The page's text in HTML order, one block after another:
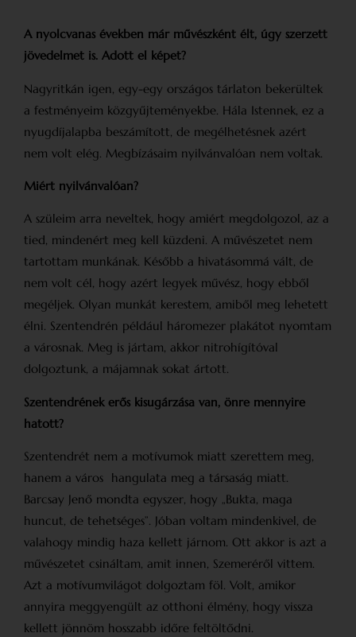
A nyolcvanas években már művészként élt, úgy szerzett
jövedelmet is. Adott el képet?
Nagyritkán igen, egy-egy országos tárlaton bekerültek
a festményeim közgyűjteményekbe. Hála Istennek, ez a
nyugdíjalapba beszámított, de megélhetésnek azért
nem volt elég. Megbízásaim nyilvánvalóan nem voltak.
Miért nyilvánvalóan?
A szüleim arra neveltek, hogy amiért megdolgozol, az a
tied, mindenért meg kell küzdeni. A művészetet nem
tartottam munkának. Később a hivatásommá vált, de
nem volt cél, hogy azért legyek művész, hogy ebből
megéljek. Olyan munkát kerestem, amiből meg lehetett
élni. Szentendrén például háromezer plakátot nyomtam
a városnak. Meg is jártam, akkor nitrohígítóval
dolgoztunk, a májamnak sokat ártott.
Szentendrének erős kisugárzása van, önre mennyire
hatott?
Szentendrét nem a motívumok miatt szerettem meg,
hanem a város hangulata meg a társaság miatt.
Barcsay Jenő mondta egyszer, hogy „Bukta, maga
huncut, de tehetséges”. Jóban voltam mindenkivel, de
valahogy mindig haza kellett járnom. Ott akkor is azt a
művészetet csináltam, amit innen, Szemeréről vittem.
Azt a motívumvilágot dolgoztam föl. Volt, amikor
annyira meggyengült az otthoni élmény, hogy vissza
kellett jönnöm hosszabb időre feltöltődni.